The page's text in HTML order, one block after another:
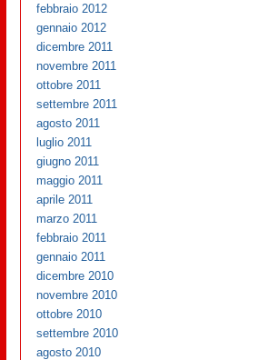
febbraio 2012
gennaio 2012
dicembre 2011
novembre 2011
ottobre 2011
settembre 2011
agosto 2011
luglio 2011
giugno 2011
maggio 2011
aprile 2011
marzo 2011
febbraio 2011
gennaio 2011
dicembre 2010
novembre 2010
ottobre 2010
settembre 2010
agosto 2010